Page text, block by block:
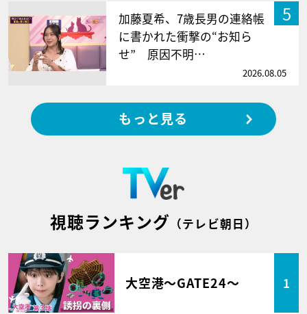
5
加藤夏希、7歳長男の連絡帳
に書かれた衝撃の“お知ら
せ” 原因不明…
2026.08.05
もっと見る
視聴ランキング （テレビ朝日）
大空港～GATE24～ 1